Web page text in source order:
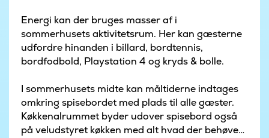
Energi kan der bruges masser af i
sommerhusets aktivitetsrum. Her kan gæsterne
udfordre hinanden i billard, bordtennis,
bordfodbold, Playstation 4 og kryds & bolle.
I sommerhusets midte kan måltiderne indtages
omkring spisebordet med plads til alle gæster.
Køkkenalrummet byder udover spisebord også
på veludstyret køkken med alt hvad der behøves,